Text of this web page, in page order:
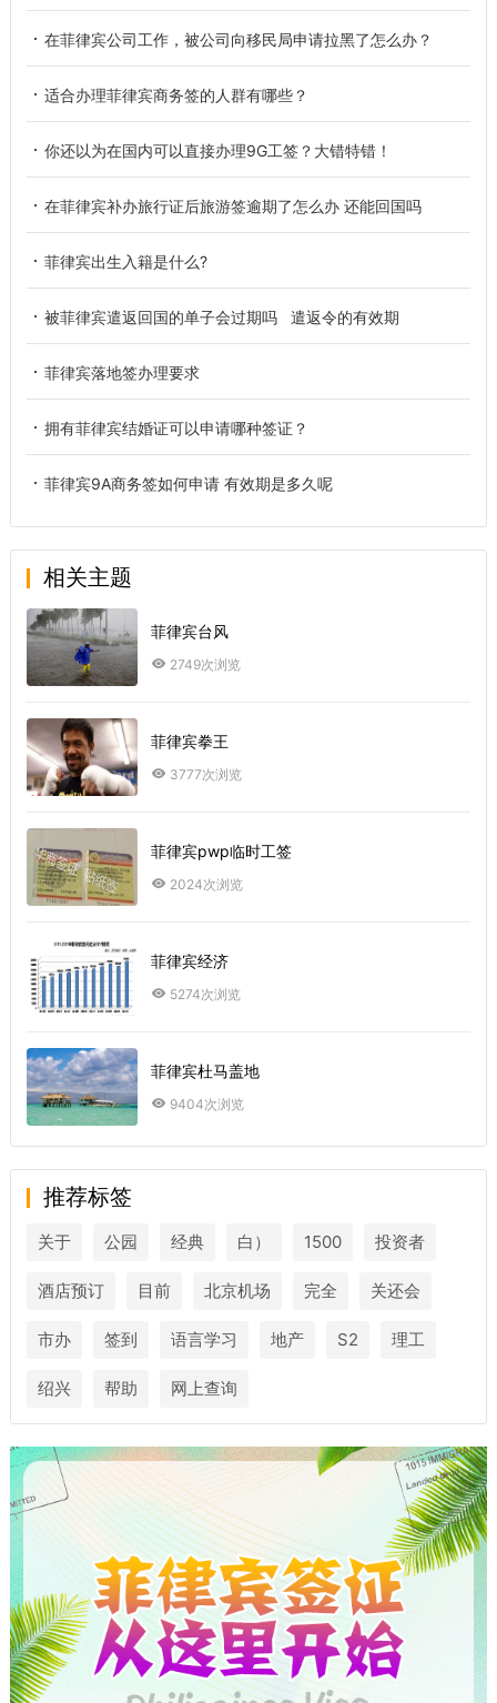
在菲律宾公司工作，被公司向移民局申请拉黑了怎么办？
适合办理菲律宾商务签的人群有哪些？
你还以为在国内可以直接办理9G工签？大错特错！
在菲律宾补办旅行证后旅游签逾期了怎么办 还能回国吗
菲律宾出生入籍是什么?
被菲律宾遣返回国的单子会过期吗 遣返令的有效期
菲律宾落地签办理要求
拥有菲律宾结婚证可以申请哪种签证？
菲律宾9A商务签如何申请 有效期是多久呢
相关主题
菲律宾台风
2749次浏览
菲律宾拳王
3777次浏览
菲律宾pwp临时工签
2024次浏览
菲律宾经济
5274次浏览
菲律宾杜马盖地
9404次浏览
推荐标签
关于 公园 经典 白） 1500 投资者
酒店预订 目前 北京机场 完全 关还会
市办 签到 语言学习 地产 S2 理工
绍兴 帮助 网上查询